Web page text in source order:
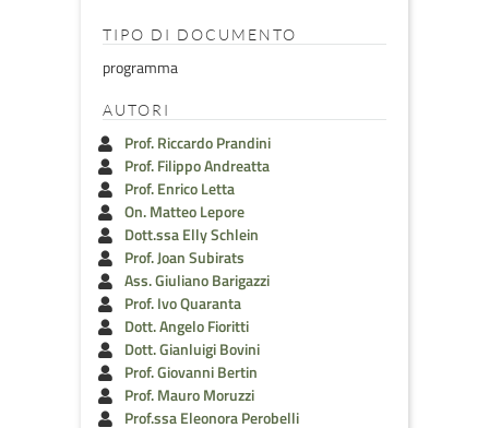
TIPO DI DOCUMENTO
programma
AUTORI
Prof. Riccardo Prandini
Prof. Filippo Andreatta
Prof. Enrico Letta
On. Matteo Lepore
Dott.ssa Elly Schlein
Prof. Joan Subirats
Ass. Giuliano Barigazzi
Prof. Ivo Quaranta
Dott. Angelo Fioritti
Dott. Gianluigi Bovini
Prof. Giovanni Bertin
Prof. Mauro Moruzzi
Prof.ssa Eleonora Perobelli